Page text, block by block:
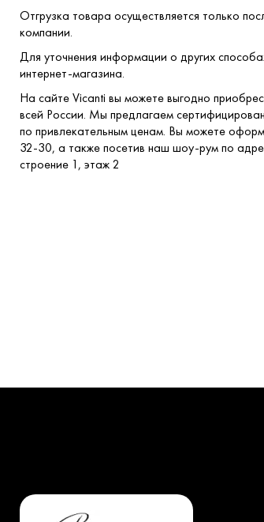
Отгрузка товара осуществляется только
компании.
Для уточнения информации о других
интернет-магазина.
На сайте Vicanti вы можете выгодно
всей России. Мы предлагаем
по привлекательным ценам. Вы можете
32-30, а также посетив наш шоу-рум по
строение 1, этаж 2